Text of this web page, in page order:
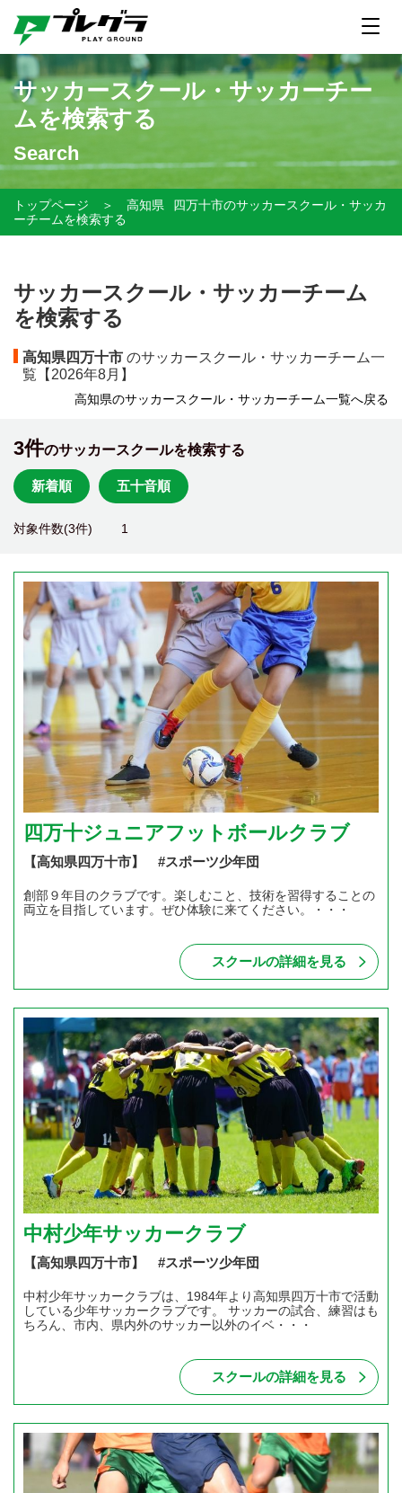
サッカースクール・サッカーチー
ムを検索する
Search
トップページ ＞ 高知県
四万十市のサッカースクール・サッカ
ーチームを検索する
サッカースクール・サッカーチーム
を検索する
高知県四万十市 のサッカースクール・サッカーチーム一
覧【 2026年8月】
高知県のサッカースクール・サッカーチーム一覧へ戻る
3件のサッカースクールを検索する
新着順 五十音順
対象件数(3件) 1
四万十ジュニアフットボールクラブ
【高知県四万十市】 #スポーツ少年団
創部９年目のクラブです。楽しむこと、技術を習得することの
両立を目指しています。ぜひ体験に来てください。・・・
スクールの詳細を見る
中村少年サッカークラブ
【高知県四万十市】 #スポーツ少年団
中村少年サッカークラブは、1984年より高知県四万十市で活動
している少年サッカークラブです。 サッカーの試合、練習はも
ちろん、市内、県内外のサッカー以外のイベ・・・
スクールの詳細を見る